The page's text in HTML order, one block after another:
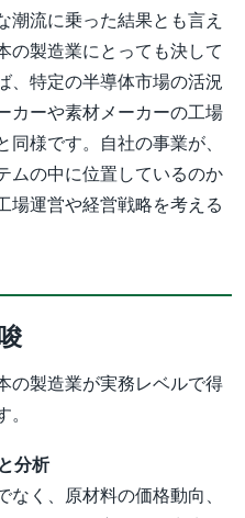
潮流に乗った結果とも言え
の製造業にとっても決して
、特定の半導体市場の活況
カーや素材メーカーの工場
様です。自社の事業が、
ムの中に位置しているのか
場運営や経営戦略を考える
の製造業が実務レベルで得
分析
く、原材料の価格動向、